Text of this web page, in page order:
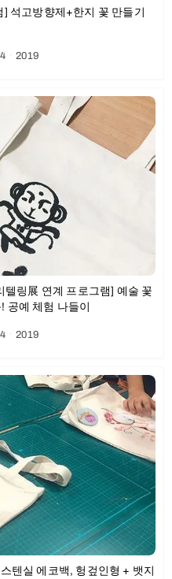
석고방향제+한지 꽃 만들기
ㆍ2019
링展 연계 프로그램] 예술 꽃
공예 체험 나들이
ㆍ2019
텐실 에코백, 헝겊인형 + 뱃지